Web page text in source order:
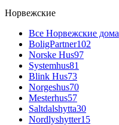
Норвежские
Все Норвежские дома
BoligPartner102
Norske Hus97
Systemhus81
Blink Hus73
Norgeshus70
Mesterhus57
Saltdalshytta30
Nordlyshytter15